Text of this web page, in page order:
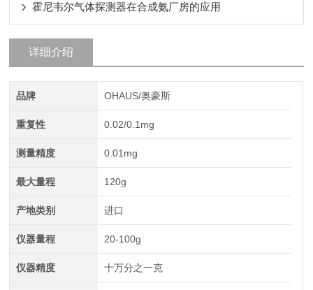
霍尼韦尔气体探测器在合成氨厂房的应用
详细介绍
品牌 OHAUS/奥豪斯
重复性 0.02/0.1mg
测量精度 0.01mg
最大量程 120g
产地类别 进口
仪器量程 20-100g
仪器精度 十万分之一克